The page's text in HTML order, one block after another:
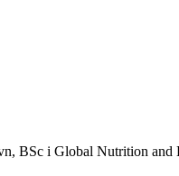
BSc i Global Nutrition